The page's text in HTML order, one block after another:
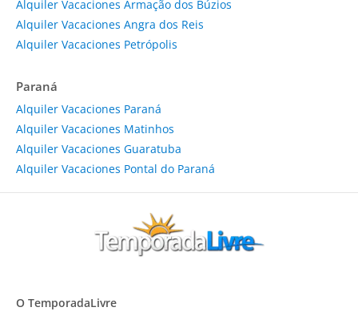
Alquiler Vacaciones Armação dos Búzios
Alquiler Vacaciones Angra dos Reis
Alquiler Vacaciones Petrópolis
Paraná
Alquiler Vacaciones Paraná
Alquiler Vacaciones Matinhos
Alquiler Vacaciones Guaratuba
Alquiler Vacaciones Pontal do Paraná
O TemporadaLivre